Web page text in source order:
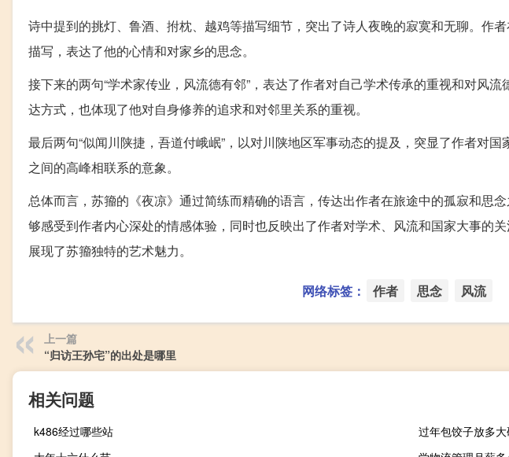
诗中提到的挑灯、鲁酒、拊枕、越鸡等描写细节，突出了诗人夜晚的寂寞和无聊。作
描写，表达了他的心情和对家乡的思念。
接下来的两句“学术家传业，风流德有邻”，表达了作者对自己学术传承的重视和对风
达方式，也体现了他对自身修养的追求和对邻里关系的重视。
最后两句“似闻川陕捷，吾道付峨岷”，以对川陕地区军事动态的提及，突显了作者对
之间的高峰相联系的意象。
总体而言，苏籀的《夜凉》通过简练而精确的语言，传达出作者在旅途中的孤寂和思
够感受到作者内心深处的情感体验，同时也反映出了作者对学术、风流和国家大事的
展现了苏籀独特的艺术魅力。
网络标签： 作者 思念 风流
上一篇
“归访王孙宅”的出处是哪里
相关问题
k486经过哪些站
过年包饺子放多